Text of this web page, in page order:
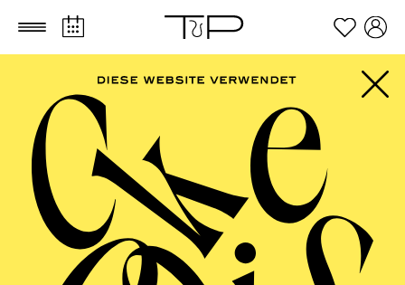
Zum Hauptinhalt springen Zum Footer springen